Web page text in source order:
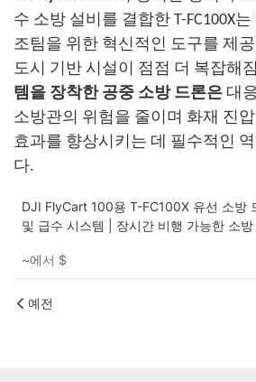
수 소방 설비를 결합한 T-FC100X
조팀을 위한 혁신적인 도구를 제
도시 기반 시설이 점점 더 복잡해
템을 장착한 공중 소방 드론은 대
소방관의 위험을 줄이며 화재 진
효과를 향상시키는 데 필수적인
다.
DJI FlyCart 100용 T-FC100X 유선 소방
및 급수 시스템 | 장시간 비행 가능한 소방
~에서 $
예전